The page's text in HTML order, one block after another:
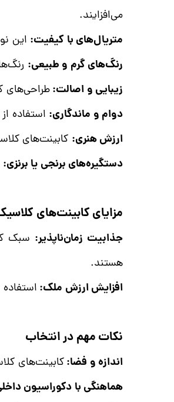
می‌افزایند.
متریال‌های با کیفیت: این
رنگ‌های گرم و طبیعی:
زیبایی و اصالت:طراحی‌های
دوام و ماندگاری: استفاده
ارزش هنری: کابینت‌های
دستگیره‌های برنجی یا برنزی:
مزایای کابینت‌های
جذابیت زمان‌ناپذیر: سبک
هستند.
افزایش ارزش ملک:
نکات مهم در انتخاب
اندازه و فضا:کابینت‌های
هماهنگی با دکوراسیون